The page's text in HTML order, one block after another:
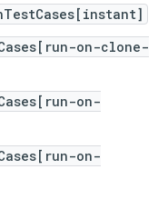
on-clone-
on-
on-